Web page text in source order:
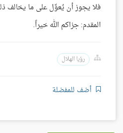
فلا يجوز أن يُعوِّل على ما يخالف
المقدم: جزاكم الله خيراً.
رؤيا الهلال
أضف للمفضلة